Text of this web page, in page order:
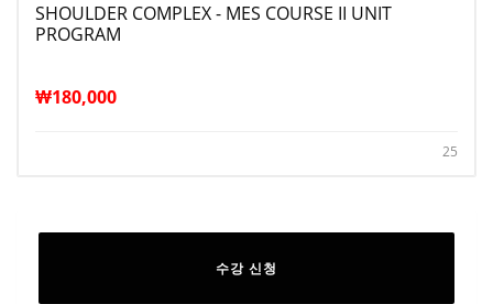
SHOULDER COMPLEX - MES COURSE II UNIT
PROGRAM
₩180,000
25
수강 신청